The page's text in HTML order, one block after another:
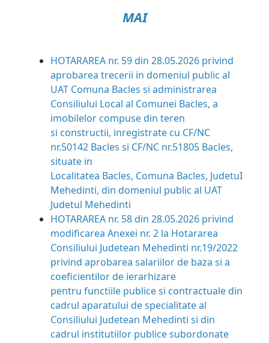
MAI
HOTARAREA nr. 59 din 28.05.2026 privind
aprobarea trecerii in domeniul public al
UAT Comuna Bacles si administrarea
Consiliului Local al Comunei Bacles, a
imobilelor compuse din teren
si constructii, inregistrate cu CF/NC
nr.50142 Bacles si CF/NC nr.51805 Bacles,
situate in
Localitatea Bacles, Comuna Bacles, JudetuI
Mehedinti, din domeniul public al UAT
Judetul Mehedinti
HOTARAREA nr. 58 din 28.05.2026 privind
modificarea Anexei nr. 2 la Hotararea
Consiliului Judetean Mehedinti nr.19/2022
privind aprobarea salariilor de baza si a
coeficientilor de ierarhizare
pentru functiile publice si contractuale din
cadrul aparatului de specialitate al
Consiliului Judetean Mehedinti si din
cadrul institutiilor publice subordonate